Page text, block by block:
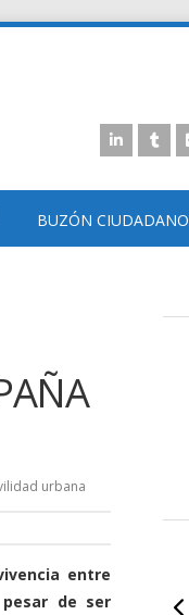
BUZÓN CIUDADANO
urbana
entre
de ser